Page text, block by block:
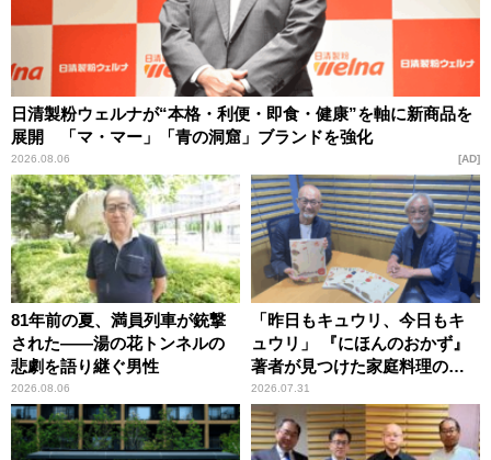
日清製粉ウェルナが“本格・利便・即食・健康”を軸に新商品を
展開 「マ・マー」「青の洞窟」ブランドを強化
2026.08.06 AD
81年前の夏、満員列車が銃撃
された――湯の花トンネルの
悲劇を語り継ぐ男性
2026.08.06
「昨日もキュウリ、今日もキ
ュウリ」 『にほんのおかず』
著者が見つけた家庭料理の知
恵
2026.07.31